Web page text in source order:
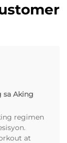
sa Aking
regimen
at